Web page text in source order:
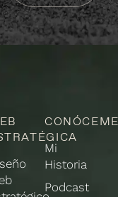
Mi
Historia
Podcast